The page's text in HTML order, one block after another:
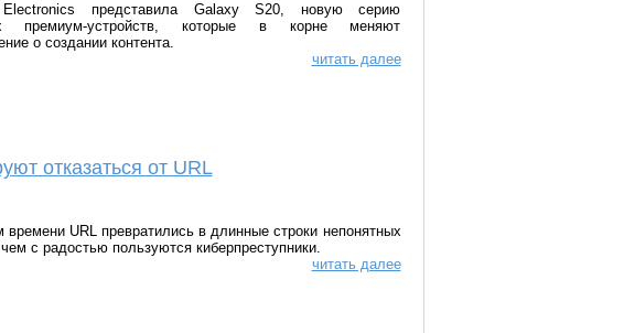
Electronics представила Galaxy S20, новую серию
премиум-устройств, которые в корне меняют
о создании контента.
читать далее
отказаться от URL
времени URL превратились в длинные строки непонятных
с радостью пользуются киберпреступники.
читать далее